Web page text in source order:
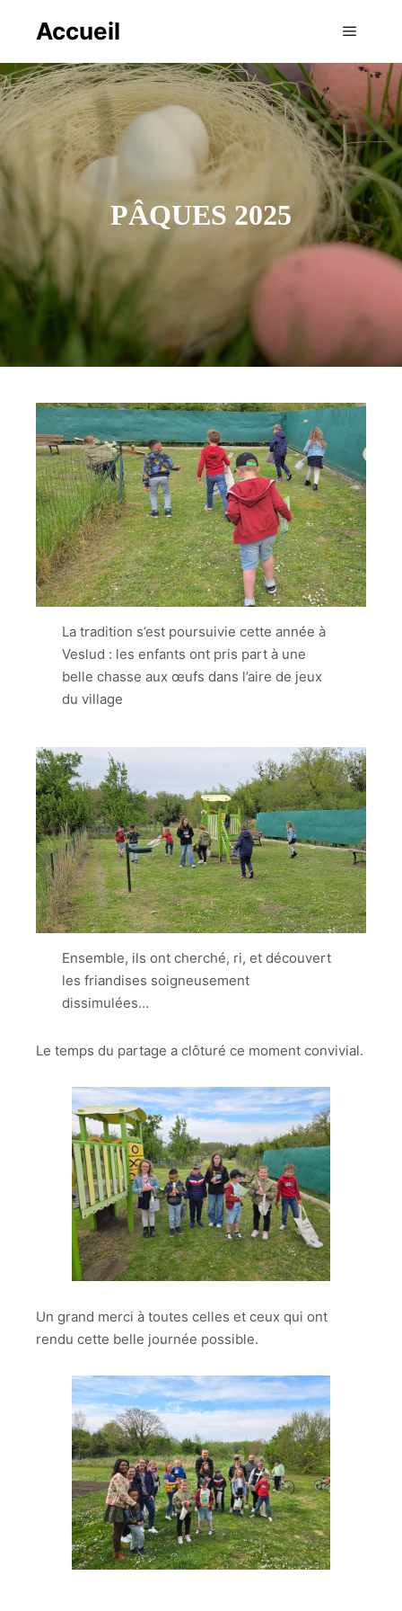
Accueil
PÂQUES 2025
La tradition s’est poursuivie cette année à
Veslud : les enfants ont pris part à une
belle chasse aux œufs dans l’aire de jeux
du village
Ensemble, ils ont cherché, ri, et découvert
les friandises soigneusement
dissimulées…
Le temps du partage a clôturé ce moment convivial.
Un grand merci à toutes celles et ceux qui ont
rendu cette belle journée possible.